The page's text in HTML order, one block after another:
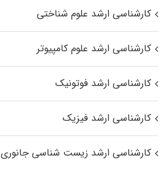
کارشناسی ارشد علوم شناختی
کارشناسی ارشد علوم کامپیوتر
کارشناسی ارشد فوتونیک
کارشناسی ارشد فیزیک
کارشناسی ارشد زیست‌ شناسی جانوری